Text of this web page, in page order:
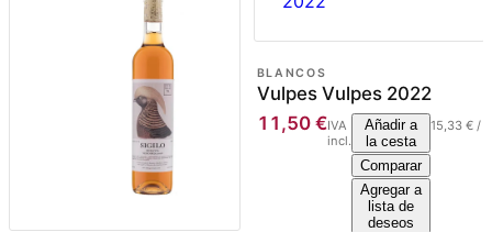
BLANCOS
Vulpes Vulpes 2022
11,50€IVA
incl.
15,33€/
Añadir a
la cesta
Comparar
Agregar a
lista de
deseos